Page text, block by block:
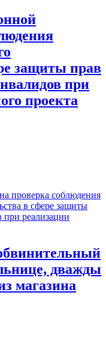
защиты прав
при
проекта
проверка соблюдения
в сфере защиты
при реализации
дважды
магазина